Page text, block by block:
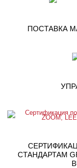
ПОСТАВКА
СТАНДАРТАМ